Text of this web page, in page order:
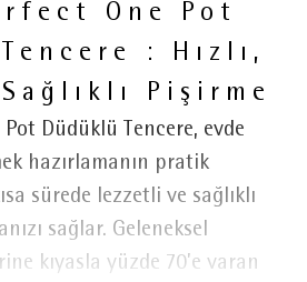
One Pot
: Hızlı,
Pişirme
Düdüklü Tencere, evde
hazırlamanın pratik
sürede lezzetli ve sağlıklı
sağlar. Geleneksel
kıyasla yüzde 70’e varan